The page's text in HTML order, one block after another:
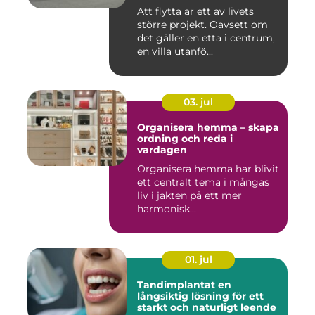
Att flytta är ett av livets
större projekt. Oavsett om
det gäller en etta i centrum,
en villa utanfö...
03. jul
Organisera hemma – skapa
ordning och reda i
vardagen
Organisera hemma har blivit
ett centralt tema i mångas
liv i jakten på ett mer
harmonisk...
01. jul
Tandimplantat en
långsiktig lösning för ett
starkt och naturligt leende